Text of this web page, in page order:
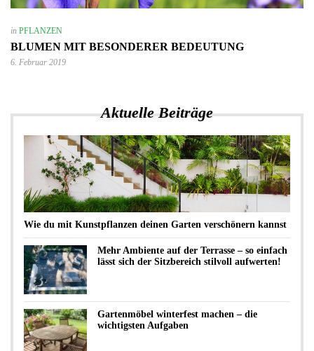
in PFLANZEN
BLUMEN MIT BESONDERER BEDEUTUNG
6. Februar 2019
Aktuelle Beiträge
Wie du mit Kunstpflanzen deinen Garten verschönern kannst
Mehr Ambiente auf der Terrasse – so einfach
lässt sich der Sitzbereich stilvoll aufwerten!
Gartenmöbel winterfest machen – die
wichtigsten Aufgaben